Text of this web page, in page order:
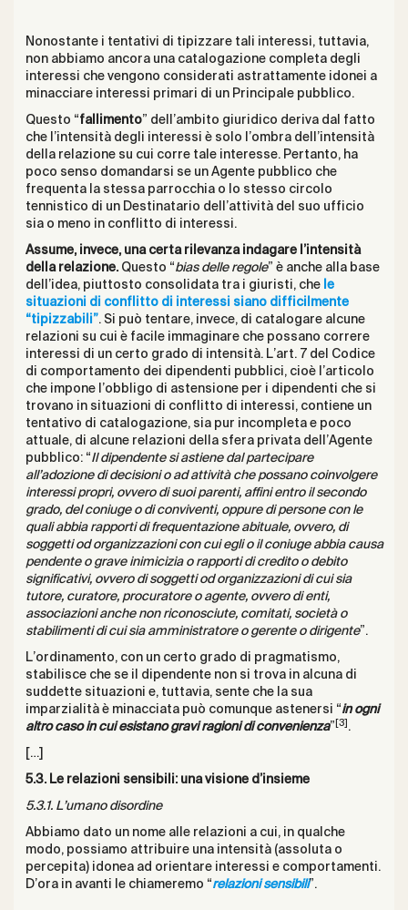
Nonostante i tentativi di tipizzare tali interessi, tuttavia,
non abbiamo ancora una catalogazione completa degli
interessi che vengono considerati astrattamente idonei a
minacciare interessi primari di un Principale pubblico.
Questo “fallimento” dell’ambito giuridico deriva dal fatto
che l’intensità degli interessi è solo l’ombra dell’intensità
della relazione su cui corre tale interesse. Pertanto, ha
poco senso domandarsi se un Agente pubblico che
frequenta la stessa parrocchia o lo stesso circolo
tennistico di un Destinatario dell’attività del suo ufficio
sia o meno in conflitto di interessi.
Assume, invece, una certa rilevanza indagare l’intensità
della relazione. Questo “bias delle regole” è anche alla base
dell’idea, piuttosto consolidata tra i giuristi, che le
situazioni di conflitto di interessi siano difficilmente
“tipizzabili”. Si può tentare, invece, di catalogare alcune
relazioni su cui è facile immaginare che possano correre
interessi di un certo grado di intensità. L’art. 7 del Codice
di comportamento dei dipendenti pubblici, cioè l’articolo
che impone l’obbligo di astensione per i dipendenti che si
trovano in situazioni di conflitto di interessi, contiene un
tentativo di catalogazione, sia pur incompleta e poco
attuale, di alcune relazioni della sfera privata dell’Agente
pubblico: “Il dipendente si astiene dal partecipare
all’adozione di decisioni o ad attività che possano coinvolgere
interessi propri, ovvero di suoi parenti, affini entro il secondo
grado, del coniuge o di conviventi, oppure di persone con le
quali abbia rapporti di frequentazione abituale, ovvero, di
soggetti od organizzazioni con cui egli o il coniuge abbia causa
pendente o grave inimicizia o rapporti di credito o debito
significativi, ovvero di soggetti od organizzazioni di cui sia
tutore, curatore, procuratore o agente, ovvero di enti,
associazioni anche non riconosciute, comitati, società o
stabilimenti di cui sia amministratore o gerente o dirigente”.
L’ordinamento, con un certo grado di pragmatismo,
stabilisce che se il dipendente non si trova in alcuna di
suddette situazioni e, tuttavia, sente che la sua
imparzialità è minacciata può comunque astenersi “in ogni
altro caso in cui esistano gravi ragioni di convenienza” [3] .
[…]
5.3. Le relazioni sensibili: una visione d’insieme
5.3.1. L’umano disordine
Abbiamo dato un nome alle relazioni a cui, in qualche
modo, possiamo attribuire una intensità (assoluta o
percepita) idonea ad orientare interessi e comportamenti.
D’ora in avanti le chiameremo “relazioni sensibili”.